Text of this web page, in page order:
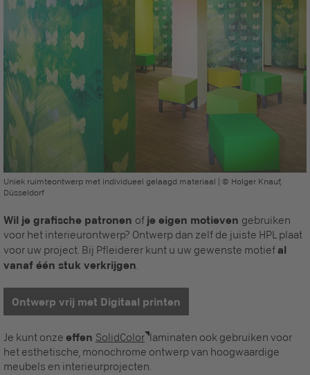
Uniek ruimteontwerp met individueel gelaagd materiaal | © Holger Knauf,
Düsseldorf
Wil je grafische patronen of je eigen motieven gebruiken
voor het interieurontwerp? Ontwerp dan zelf de juiste HPL plaat
voor uw project. Bij Pfleiderer kunt u uw gewenste motief al
vanaf één stuk verkrijgen
Ontwerp vrij met Digitaal printen
Je kunt onze effen SolidColor laminaten ook gebruiken voor
het esthetische, monochrome ontwerp van hoogwaardige
meubels en interieurprojecten.